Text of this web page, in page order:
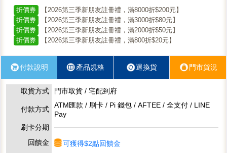
折價券
【2026第三季新朋友註冊禮，滿8000折$200元】
折價券
【2026第三季新朋友註冊禮，滿3000折$80元】
折價券
【2026第三季新朋友註冊禮，滿2000折$50元】
折價券
【2026第三季新朋友註冊禮，滿800折$20元】
付款說明 產品規格 退換貨 門市貨況
取貨方式 門市取貨 / 宅配到府
付款方式
ATM匯款 / 刷卡 / Pi 錢包 / AFTEE / 全支付 / LINE
Pay
刷卡分期
回饋金
可獲得$2點回饋金